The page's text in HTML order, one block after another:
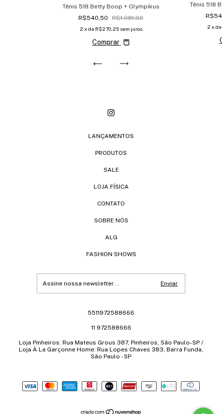
Tênis 518 Betty Boop + Olympikus
R$540,50
R$1.081,00
2 x de R$270,25 sem juros
Comprar
Tênis 518
2 x
LANÇAMENTOS
PRODUTOS
SALE
LOJA FÍSICA
CONTATO
SOBRE NÓS
ALG
FASHION SHOWS
5511972588666
11 972588666
Loja Pínheiros: Rua Mateus Grous 387, Pinheiros, São Paulo-SP /
Loja À La Garçonne Home: Rua Lopes Chaves 383, Barra Funda,
São Paulo - SP